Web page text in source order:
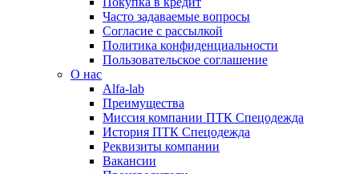
Часто задаваемые вопросы
Согласие с рассылкой
Политика конфиденциальности
Пользовательское соглашение
О нас
Alfa-lab
Преимущества
Миссия компании ПТК Спецодежда
История ПТК Спецодежда
Реквизиты компании
Вакансии